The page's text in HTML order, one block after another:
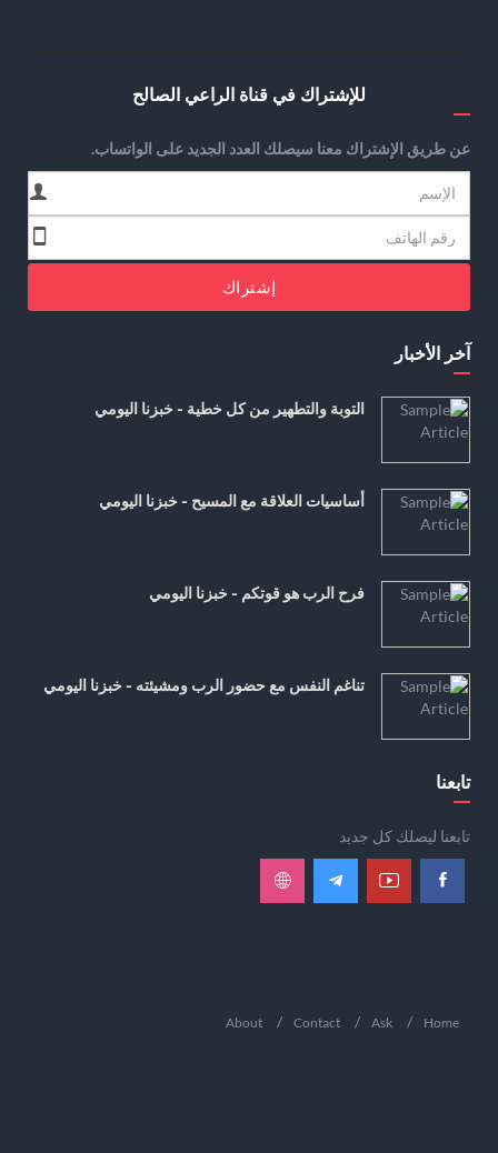
للإشتراك في قناة الراعي الصالح
عن طريق الإشتراك معنا سيصلك العدد الجديد على الواتساب.
إشتراك
آخر الأخبار
التوبة والتطهير من كل خطية - خبزنا اليومي
أساسيات العلاقة مع المسيح - خبزنا اليومي
فرح الرب هو قوتكم - خبزنا اليومي
تناغم النفس مع حضور الرب ومشيئته - خبزنا اليومي
تابعنا
تابعنا ليصلك كل جديد
Home
Ask
Contact
About